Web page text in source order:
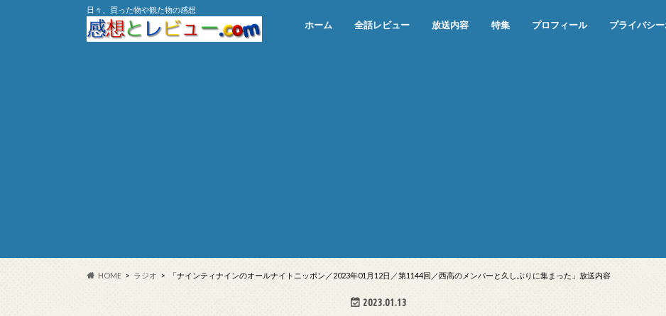
日々、買った物や観た物の感想
ホーム 全話レビュー 放送内容 特集 プロフィール プライバシ
HOME ラジオ 「ナインティナインのオールナイトニッポン／2023年01月12日／第1144回／西高のメンバーと久しぶりに集まった」放送内容
2023.01.13